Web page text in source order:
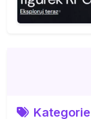
Kategorie